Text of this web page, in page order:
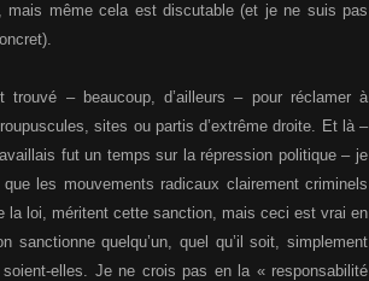
même cela est discutable (et je ne suis pas
– beaucoup, d’ailleurs – pour réclamer à
sites ou partis d’extrême droite. Et là –
fut un temps sur la répression politique – je
les mouvements radicaux clairement criminels
la loi, méritent cette sanction, mais ceci est vrai en
quelqu’un, quel qu’il soit, simplement
elles. Je ne crois pas en la « responsabilité